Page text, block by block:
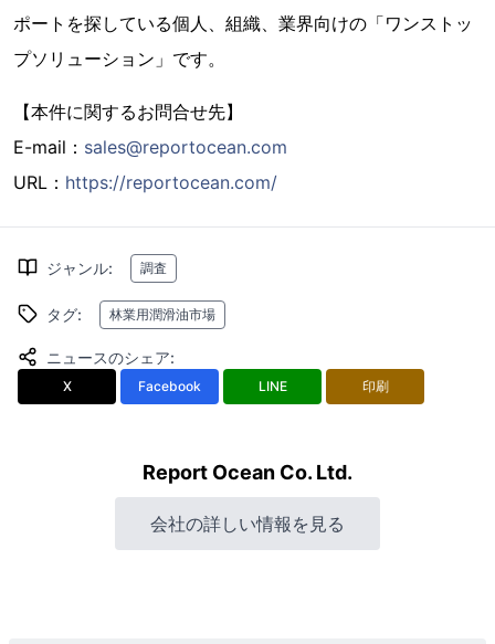
ポートを探している個人、組織、業界向けの「ワンストッ
プソリューション」です。
【本件に関するお問合せ先】
E-mail： sales@reportocean.com
URL： https://reportocean.com/
ジャンル: 調査
タグ: 林業用潤滑油市場
ニュースのシェア:
X Facebook LINE 印刷
Report Ocean Co. Ltd.
会社の詳しい情報を見る